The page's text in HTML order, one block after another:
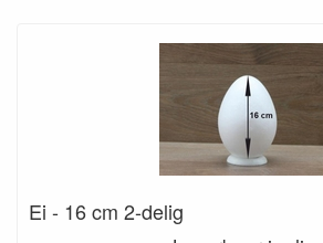
Ei - 16 cm 2-delig